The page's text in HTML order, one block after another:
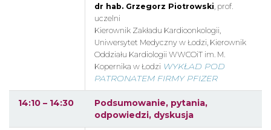
dr hab. Grzegorz Piotrowski , prof.
uczelni
Kierownik Zakładu Kardioonkologii,
Uniwersytet Medyczny w Łodzi, Kierownik
Oddziału Kardiologii WWCOiT im. M.
Kopernika w Łodzi WYKŁAD POD
PATRONATEM FIRMY PFIZER
14:10 – 14:30
Podsumowanie, pytania,
odpowiedzi, dyskusja